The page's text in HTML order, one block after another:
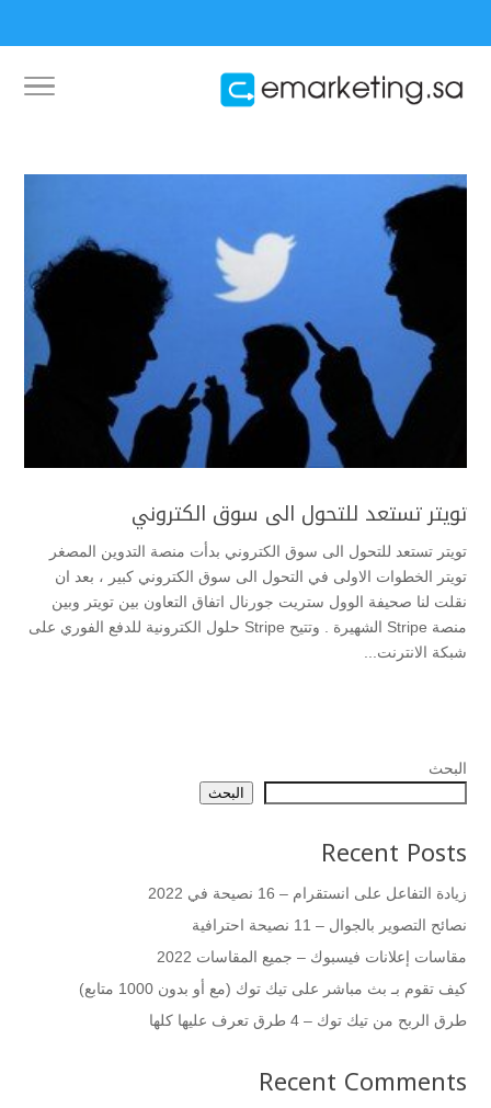
تويتر تستعد للتحول الى سوق الكتروني
تويتر تستعد للتحول الى سوق الكتروني بدأت منصة التدوين المصغر
تويتر الخطوات الاولى في التحول الى سوق الكتروني كبير ، بعد ان
نقلت لنا صحيفة الوول ستريت جورنال اتفاق التعاون بين تويتر وبين
منصة Stripe الشهيرة . وتتيح Stripe حلول الكترونية للدفع الفوري على
شبكة الانترنت...
البحث
البحث
Recent Posts
زيادة التفاعل على انستقرام – 16 نصيحة في 2022
نصائح التصوير بالجوال – 11 نصيحة احترافية
مقاسات إعلانات فيسبوك – جميع المقاسات 2022
كيف تقوم بـ بث مباشر على تيك توك (مع أو بدون 1000 متابع)
طرق الربح من تيك توك – 4 طرق تعرف عليها كلها
Recent Comments